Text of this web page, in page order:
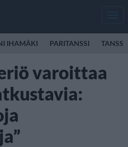
IHAMÄKI PARITANSSI TANSSI
varoittaa